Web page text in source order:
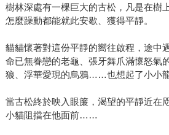
樹林深處有一棵巨大的古松，凡是在樹
怎麼躁動都能就此安歇、獲得平靜。
貓貓懷著對這份平靜的嚮往啟程，途中
命已無眷戀的老龜、張牙舞爪滿懷怒氣
狼、浮華愛現的烏鴉……也想起了小小龍
當古松終於映入眼簾，渴望的平靜近在
小貓阻擋在他面前……